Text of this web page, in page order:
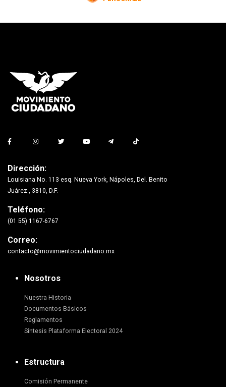
Dirección:
Louisiana No. 113 esq. Nueva York, Nápoles, Del. Benito
Juárez., 3810, D.F.
Teléfono:
(01 55) 1167-6767
Correo:
contacto@movimientociudadano.mx
Nosotros
Nuestra Historia
Documentos Básicos
Reglamentos
Síntesis Plataforma Electoral 2024
Estructura
Comisión Permanente